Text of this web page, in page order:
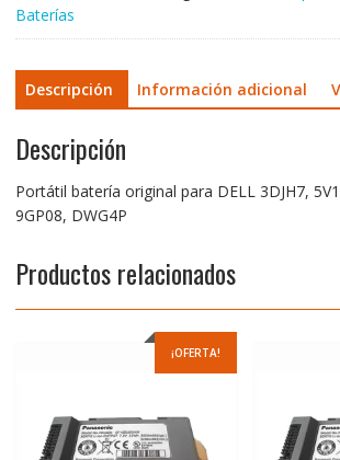
Baterías
Descripción Información adicional
Descripción
Portátil batería original para DELL 3DJH7,
9GP08, DWG4P
Productos relacionados
¡OFERTA!